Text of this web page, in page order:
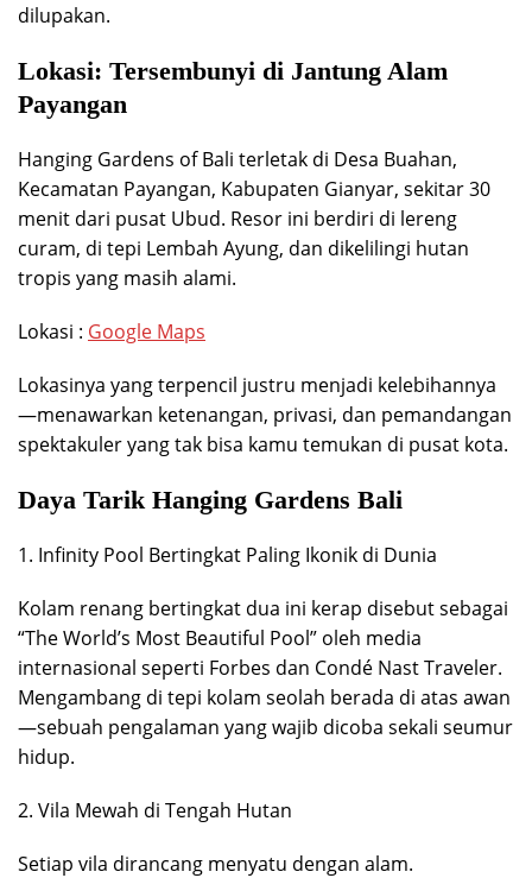
dilupakan.
Lokasi: Tersembunyi di Jantung Alam
Payangan
Hanging Gardens of Bali terletak di Desa Buahan,
Kecamatan Payangan, Kabupaten Gianyar, sekitar 30
menit dari pusat Ubud. Resor ini berdiri di lereng
curam, di tepi Lembah Ayung, dan dikelilingi hutan
tropis yang masih alami.
Lokasi : Google Maps
Lokasinya yang terpencil justru menjadi kelebihannya
—menawarkan ketenangan, privasi, dan pemandangan
spektakuler yang tak bisa kamu temukan di pusat kota.
Daya Tarik Hanging Gardens Bali
1. Infinity Pool Bertingkat Paling Ikonik di Dunia
Kolam renang bertingkat dua ini kerap disebut sebagai
“The World’s Most Beautiful Pool” oleh media
internasional seperti Forbes dan Condé Nast Traveler.
Mengambang di tepi kolam seolah berada di atas awan
—sebuah pengalaman yang wajib dicoba sekali seumur
hidup.
2. Vila Mewah di Tengah Hutan
Setiap vila dirancang menyatu dengan alam.